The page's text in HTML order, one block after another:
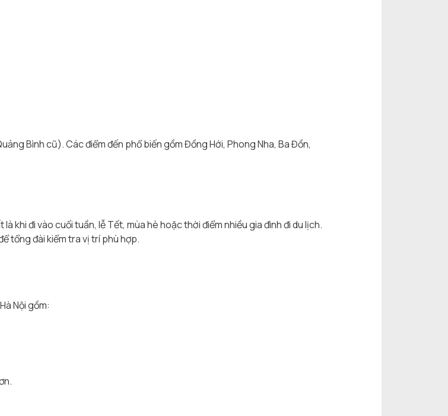
Bình cũ). Các điểm đến phổ biến gồm Đồng Hới, Phong Nha, Ba Đồn,
khi đi vào cuối tuần, lễ Tết, mùa hè hoặc thời điểm nhiều gia đình đi du lịch.
tổng đài kiểm tra vị trí phù hợp.
Nội gồm: